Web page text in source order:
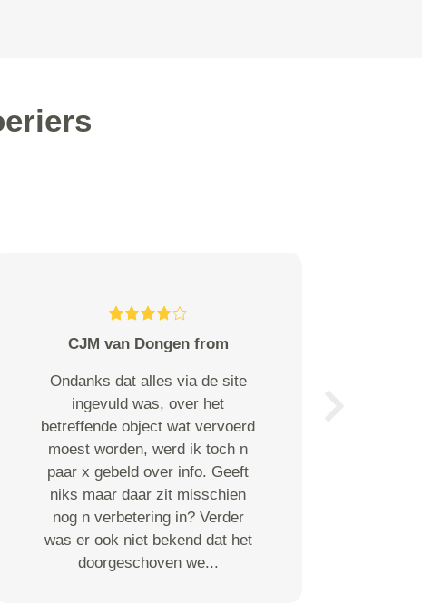
CJM van Dongen from
Ondanks dat alles via de site
ingevuld was, over het
betreffende object wat vervoerd
moest worden, werd ik toch n
paar x gebeld over info. Geeft
niks maar daar zit misschien
nog n verbetering in? Verder
was er ook niet bekend dat het
doorgeschoven we...